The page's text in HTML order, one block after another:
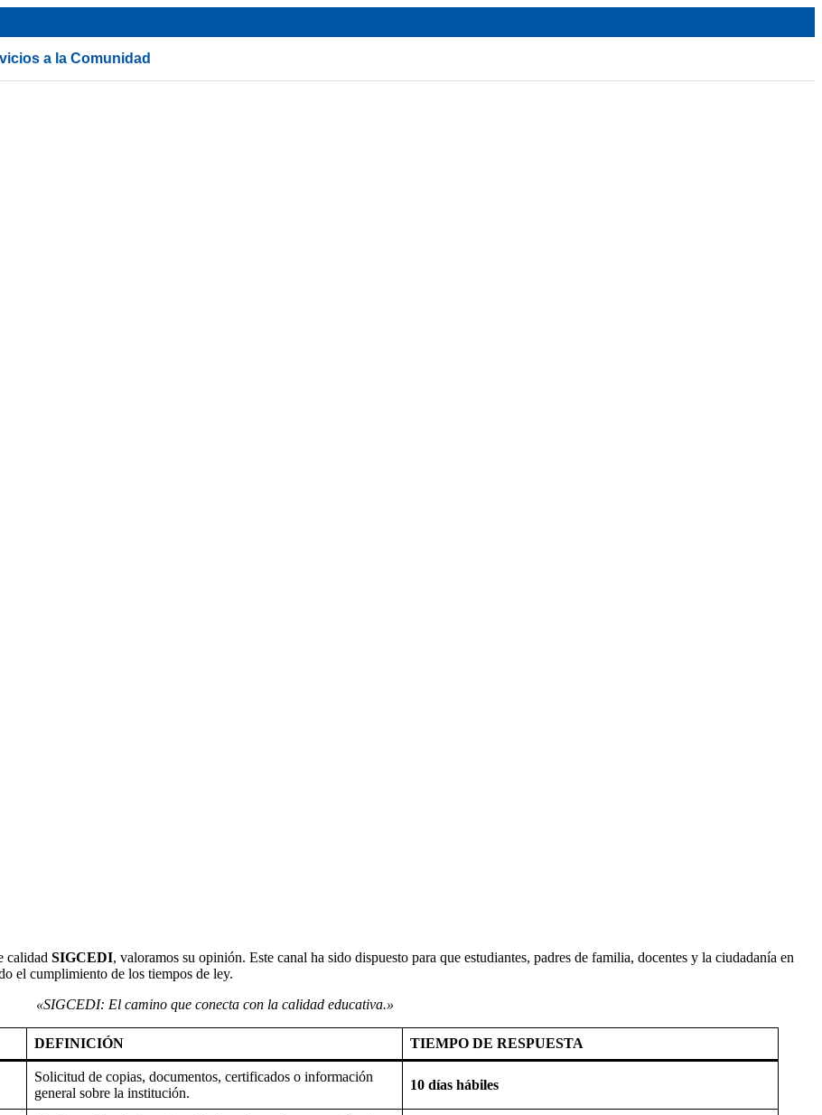
a la Comunidad
calidad SIGCEDI, valoramos su opinión. Este canal ha sido dispuesto para que estudiantes, padres de familia, docentes y la ciudadanía en
el cumplimiento de los tiempos de ley.
«SIGCEDI: El camino que conecta con la calidad educativa.»
DEFINICIÓN TIEMPO DE RESPUESTA
Solicitud de copias, documentos, certificados o información
general sobre la institución.
10 días hábiles